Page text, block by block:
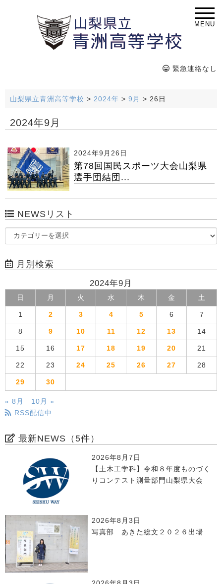
MENU
緊急連絡なし
山梨県立青洲高等学校 > 2024年 > 9月 > 26日
2024年9月
2024年9月26日
第78回国民スポーツ大会山梨県
選手団結団...
NEWSリスト
月別検索
2024年9月
日 月 火 水 木 金 土
1 2 3 4 5 6 7
8 9 10 11 12 13 14
15 16 17 18 19 20 21
22 23 24 25 26 27 28
29 30
« 8月
10月 »
RSS配信中
最新NEWS（5件）
2026年8月7日
【土木工学科】令和８年度ものづく
りコンテスト測量部門山梨県大会
2026年8月3日
写真部 あきた総文２０２６出場